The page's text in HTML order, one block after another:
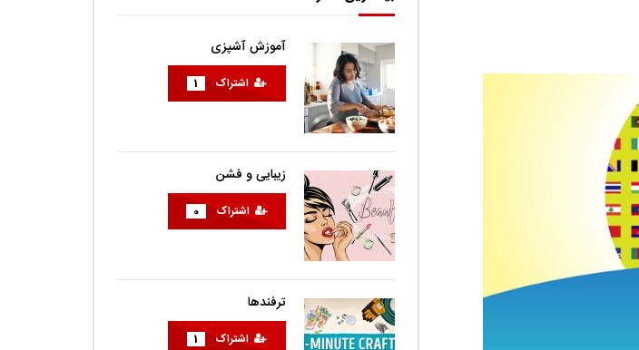
آموزش آشپزی
اشتراک 1
زیبایی و فشن
اشتراک 0
ترفندها
اشتراک 1